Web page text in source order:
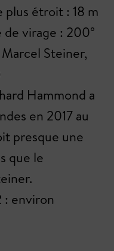
plus étroit : 18 m
virage : 200°
Steiner,
Hammond a
en 2017 au
presque une
que le
: environ